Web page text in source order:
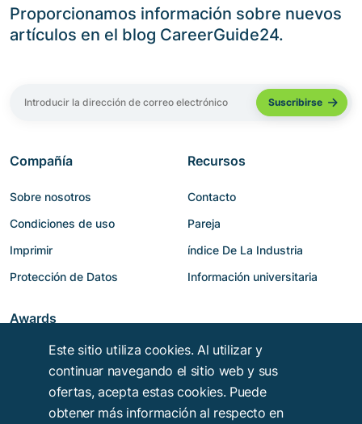
Proporcionamos información sobre nuevos
artículos en el blog CareerGuide24.
Compañía
Sobre nosotros
Condiciones de uso
Imprimir
Protección de Datos
Recursos
Contacto
Pareja
índice De La Industria
Información universitaria
Awards
Este sitio utiliza cookies. Al utilizar y
continuar navegando el sitio web y sus
ofertas, acepta estas cookies. Puede
obtener más información al respecto en